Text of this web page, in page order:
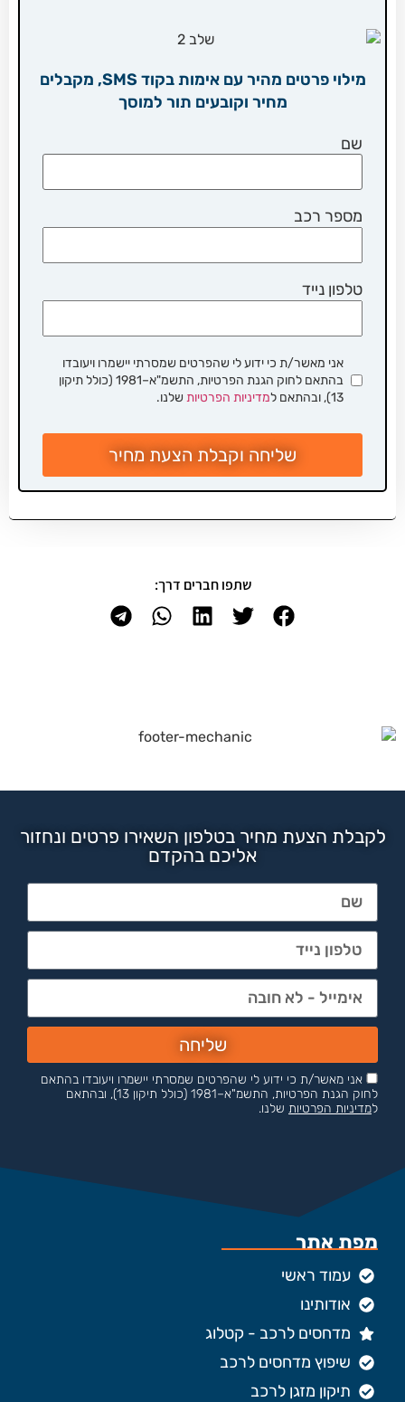
מילוי פרטים מהיר עם אימות בקוד SMS, מקבלים
מחיר וקובעים תור למוסך
שם
מספר רכב
טלפון נייד
אני מאשר/ת כי ידוע לי שהפרטים שמסרתי יישמרו ויעובדו
בהתאם לחוק הגנת הפרטיות, התשמ"א–1981 (כולל תיקון
13), ובהתאם ל
מדיניות הפרטיות שלנו.
שליחה וקבלת הצעת מחיר
שתפו חברים דרך:
לקבלת הצעת מחיר בטלפון השאירו פרטים ונחזור
אליכם בהקדם
אני מאשר/ת כי ידוע לי שהפרטים שמסרתי יישמרו ויעובדו בהתאם
לחוק הגנת הפרטיות, התשמ"א–1981 (כולל תיקון 13), ובהתאם
למדיניות הפרטיות שלנו.
שליחה
מפת אתר
עמוד ראשי
אודותינו
מדחסים לרכב - קטלוג
שיפוץ מדחסים לרכב
תיקון מזגן לרכב